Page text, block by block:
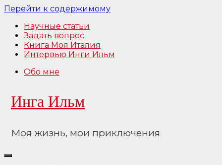
Перейти к содержимому
Научные статьи
Задать вопрос
Книга Моя Италия
Интервью Инги Ильм
Обо мне
Инга Ильм
Моя жизнь, мои приключения